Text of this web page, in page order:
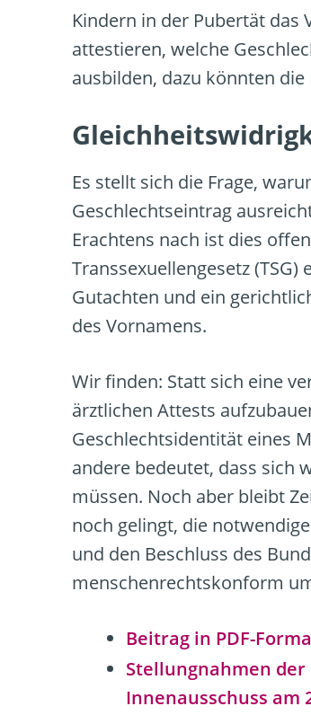
Kindern in der Pubertät das
attestieren, welche
ausbilden, dazu könnten
Es stellt sich die Frage,
Geschlechtseintrag
Erachtens nach ist dies
Transsexuellengesetz
Gutachten und ein
des Vornamens.
Wir finden: Statt sich eine
ärztlichen Attests
Geschlechtsidentität eines
andere bedeutet, dass sich
müssen. Noch aber bleibt
noch gelingt, die
und den Beschluss des
menschenrechtskonform
Beitrag in PDF-
Stellungnahmen
Innenausschuss am